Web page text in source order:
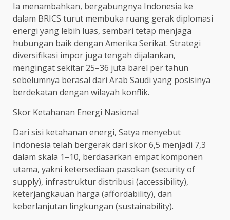
Ia menambahkan, bergabungnya Indonesia ke
dalam BRICS turut membuka ruang gerak diplomasi
energi yang lebih luas, sembari tetap menjaga
hubungan baik dengan Amerika Serikat. Strategi
diversifikasi impor juga tengah dijalankan,
mengingat sekitar 25–36 juta barel per tahun
sebelumnya berasal dari Arab Saudi yang posisinya
berdekatan dengan wilayah konflik.
Skor Ketahanan Energi Nasional
Dari sisi ketahanan energi, Satya menyebut
Indonesia telah bergerak dari skor 6,5 menjadi 7,3
dalam skala 1–10, berdasarkan empat komponen
utama, yakni ketersediaan pasokan (security of
supply), infrastruktur distribusi (accessibility),
keterjangkauan harga (affordability), dan
keberlanjutan lingkungan (sustainability).